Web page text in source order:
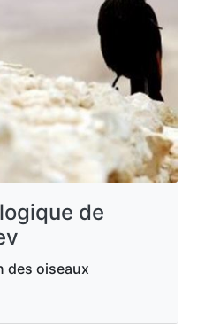
de
des oiseaux